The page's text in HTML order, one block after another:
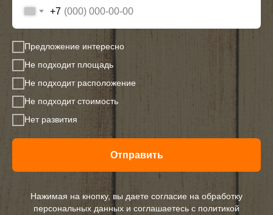
+7
Предложение интересно
Не подходит площадь
Не подходит расположение
Не подходит стоимость
Нет развития
Отправить
Нажимая на кнопку, вы даете согласие на обработку
персональных данных и соглашаетесь c политикой